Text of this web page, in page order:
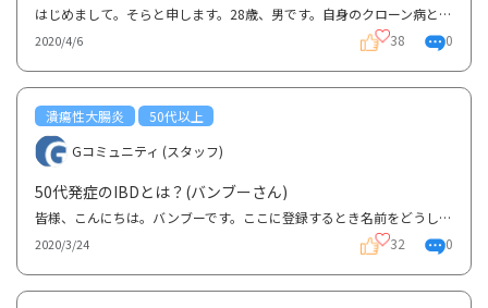
はじめまして。そらと申します。28歳、男です。自身のクローン病との向き合い方についてお話させていた...
2020/4/6 38 0
潰瘍性大腸炎
50代以上
Gコミュニティ (スタッフ)
50代発症のIBDとは？(バンブーさん)
皆様、こんにちは。バンブーです。ここに登録するとき名前をどうしようと思い、いつも上野動物園のシャ...
2020/3/24 32 0